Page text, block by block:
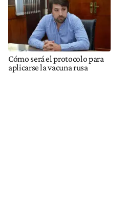
Cómo será el protocolo para
aplicarse la vacuna rusa